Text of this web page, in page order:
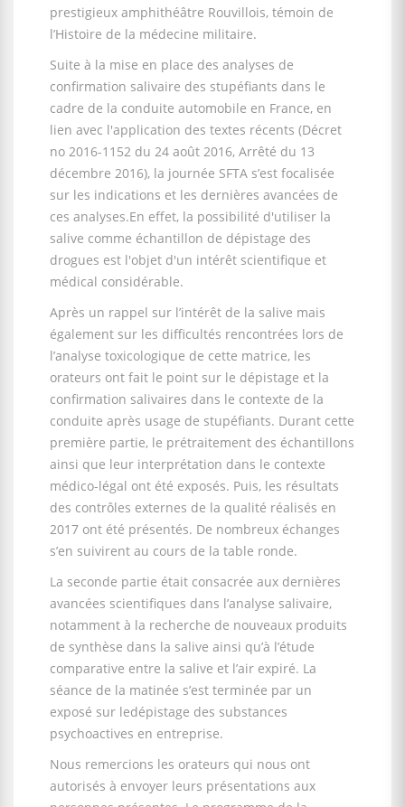
prestigieux amphithéâtre Rouvillois, témoin de
l’Histoire de la médecine militaire.
Suite à la mise en place des analyses de
confirmation salivaire des stupéfiants dans le
cadre de la conduite automobile en France, en
lien avec l'application des textes récents (Décret
no 2016-1152 du 24 août 2016, Arrêté du 13
décembre 2016), la journée SFTA s’est focalisée
sur les indications et les dernières avancées de
ces analyses.En effet, la possibilité d'utiliser la
salive comme échantillon de dépistage des
drogues est l'objet d'un intérêt scientifique et
médical considérable.
Après un rappel sur l’intérêt de la salive mais
également sur les difficultés rencontrées lors de
l’analyse toxicologique de cette matrice, les
orateurs ont fait le point sur le dépistage et la
confirmation salivaires dans le contexte de la
conduite après usage de stupéfiants. Durant cette
première partie, le prétraitement des échantillons
ainsi que leur interprétation dans le contexte
médico-légal ont été exposés. Puis, les résultats
des contrôles externes de la qualité réalisés en
2017 ont été présentés. De nombreux échanges
s’en suivirent au cours de la table ronde.
La seconde partie était consacrée aux dernières
avancées scientifiques dans l’analyse salivaire,
notamment à la recherche de nouveaux produits
de synthèse dans la salive ainsi qu’à l’étude
comparative entre la salive et l’air expiré. La
séance de la matinée s’est terminée par un
exposé sur ledépistage des substances
psychoactives en entreprise.
Nous remercions les orateurs qui nous ont
autorisés à envoyer leurs présentations aux